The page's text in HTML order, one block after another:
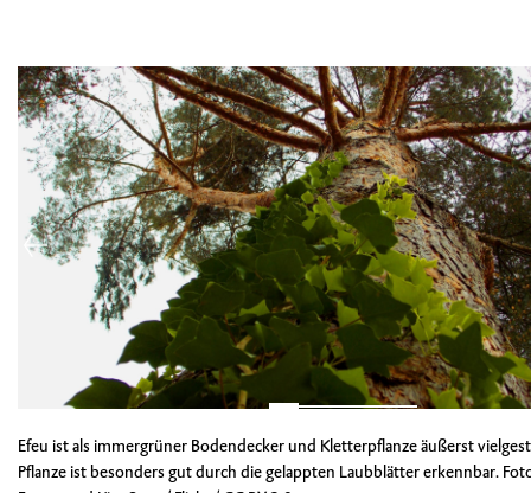
Efeu ist als immergrüner Bodendecker und Kletterpflanze äußerst
Pflanze ist besonders gut durch die gelappten Laubblätter erkennbar.